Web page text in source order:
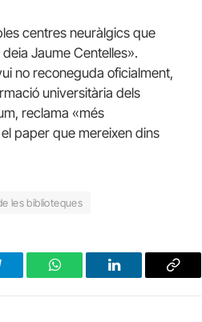
centres neuràlgics que
Jaume Centelles».
no reconeguda oficialment,
universitària dels
reclama «més
paper que mereixen dins
les biblioteques
WhatsAppLinkedIn Copy